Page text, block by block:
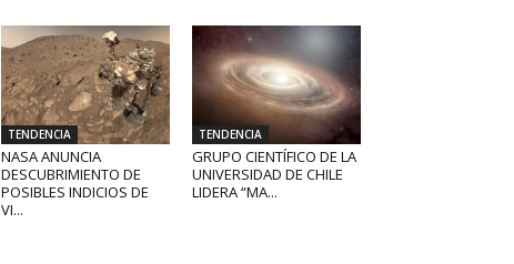
TENDENCIA
NASA ANUNCIA
DESCUBRIMIENTO DE
POSIBLES INDICIOS DE
VI...
TENDENCIA
GRUPO CIENTÍFICO DE LA
UNIVERSIDAD DE CHILE
LIDERA “MA...